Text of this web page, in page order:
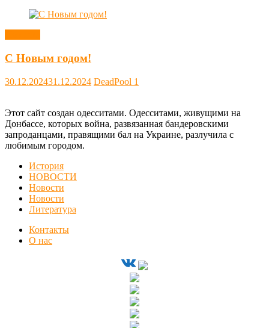
С Новым годом!
30.12.202431.12.2024 DeadPool 1
Этот сайт создан одесситами. Одесситами, живущими на
Донбассе, которых война, развязанная бандеровскими
запроданцами, правящими бал на Украине, разлучила с
любимым городом.
История
НОВОСТИ
Новости
Новости
Литература
Контакты
О нас